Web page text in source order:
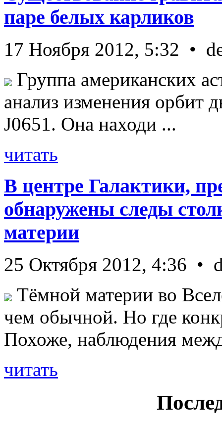
паре белых карликов
17 Ноября 2012, 5:32 •
Группа американских
анализ изменения орбит
J0651. Она находи ...
читать
В центре Галактики,
обнаружены следы
материи
25 Октября 2012, 4:36 •
Тёмной материи во
чем обычной. Но где
Похоже, наблюдения
читать